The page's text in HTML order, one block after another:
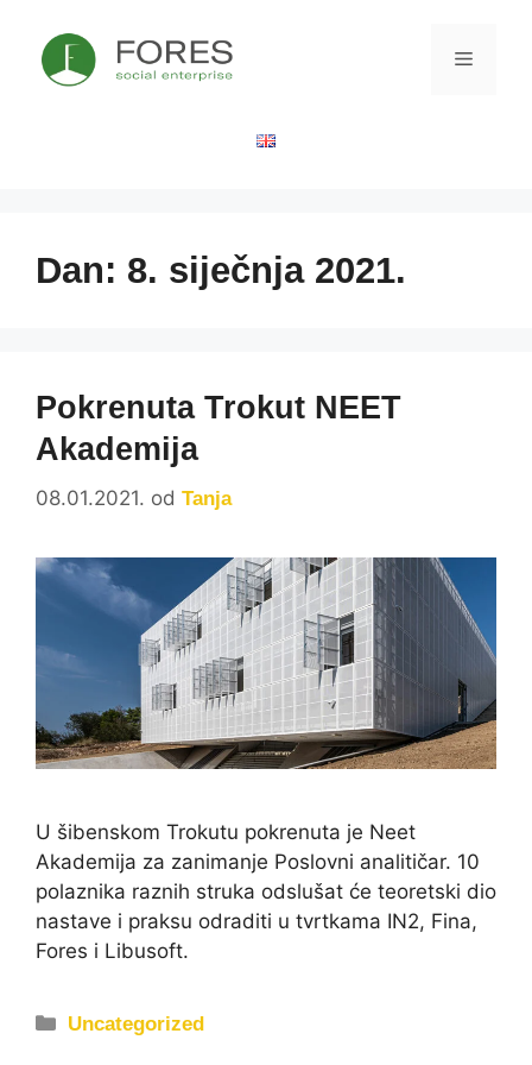
Dan: 8. siječnja 2021.
Pokrenuta Trokut NEET
Akademija
08.01.2021. od Tanja
U šibenskom Trokutu pokrenuta je Neet
Akademija za zanimanje Poslovni analitičar. 10
polaznika raznih struka odslušat će teoretski dio
nastave i praksu odraditi u tvrtkama IN2, Fina,
Fores i Libusoft.
Uncategorized